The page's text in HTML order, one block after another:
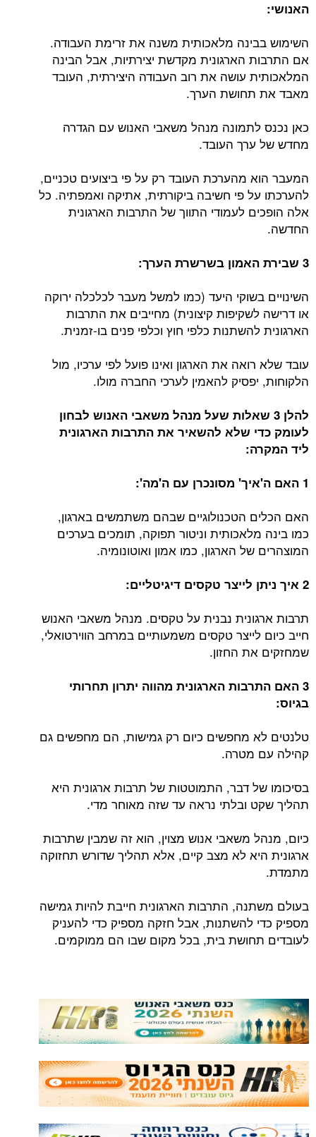
האנושי:
השימוש בבינה מלאכותית משנה את זרימת העבודה.
אם התרבות הארגונית מקדשת יצירתיות, אבל הבינה
המלאכותית עושה את רוב העבודה היצירתית, העובד
מאבד את תחושת הערך.
כאן נכנס לתמונה מנהל משאבי האנוש עם הגדרה
מחדש של ערך העובד.
המעבר הוא מהערכת העובד רק על פי ביצועים טכניים,
להערכתו על פי חשיבה ביקורתית, אתיקה ואמפתיה. כל
אלה הופכים לעמודי התווך של התרבות הארגונית
החדשה.
3 שבירת האמון בשרשרת הערך:
השינויים בשוקי היעד (כמו למשל מעבר לכלכלה ירוקה
או דרישה לשקיפות קיצונית) מחייבים את התרבות
הארגונית להשתנות כלפי חוץ וכלפי פנים בו-זמנית.
עובד שלא רואה את הארגון ואינו פועל לפי ערכיו, מול
הלקוחות, יפסיק להאמין לערכי החברה מולו.
להלן 3 שאלות שעל מנהל משאבי האנוש לבחון
לעומק כדי שלא להשאיר את התרבות הארגונית
ליד המקרה:
1 האם ה'איך' מסונכרן עם ה'מה':
האם הכלים הטכנולוגיים שבהם משתמשים בארגון,
כמו בינה מלאכותית וניטור תפוקה, תומכים בערכים
המוצהרים של הארגון, כמו אמון ואוטונומיה.
2 איך ניתן לייצר טקסים דיגיטליים:
תרבות ארגונית נבנית על טקסים. מנהל משאבי האנוש
חייב כיום לייצר טקסים משמעותיים במרחב הווירטואלי,
שמחזקים את החזון.
3 האם התרבות הארגונית מהווה יתרון תחרותי
בגיוס:
טלנטים לא מחפשים כיום רק גמישות, הם מחפשים גם
קהילה עם מטרה.
בסיכומו של דבר, התמוטטות של תרבות ארגונית היא
תהליך שקט ובלתי נראה עד שזה מאוחר מדי.
כיום, מנהל משאבי אנוש מצוין, הוא זה שמבין שתרבות
ארגונית היא לא מצב קיים, אלא תהליך שדורש תחזוקה
מתמדת.
בעולם משתנה, התרבות הארגונית חייבת להיות גמישה
מספיק כדי להשתנות, אבל חזקה מספיק כדי להעניק
לעובדים תחושת בית, בכל מקום שבו הם ממוקמים.